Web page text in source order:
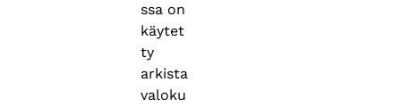
ssa on
käytet
ty
arkista
valoku